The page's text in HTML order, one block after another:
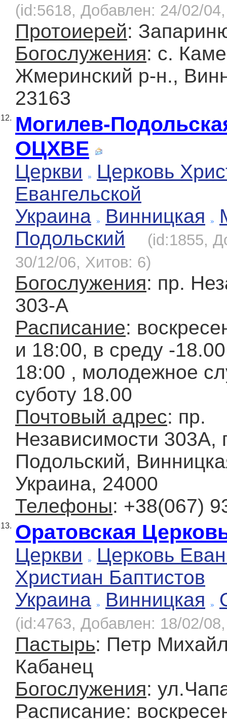
(id:5618, Добавлен: 24/02/
Протоиерей:
Богослужения: с.
Жмеринский р-н.,
23163
12. Могилев-
ОЦХВЕ
Церкви
Церковь
Евангельской
Украина
Винницкая
Подольский
(id:1855,
30/12/06, Хитов: 6)
Богослужения: пр.
303-А
Расписание:
и 18:00, в среду -
18:00 , молодежное
суботу 18.00
Почтовый адрес: пр.
Независимости 303А,
Подольский,
Украина, 24000
Телефоны: +38(067)
13. Оратовская
Церкви
Церковь
Христиан Баптистов
Украина
Винницкая
(id:4763, Добавлен: 18/02/
Пастырь: Петр
Кабанец
Богослужения:
Расписание: